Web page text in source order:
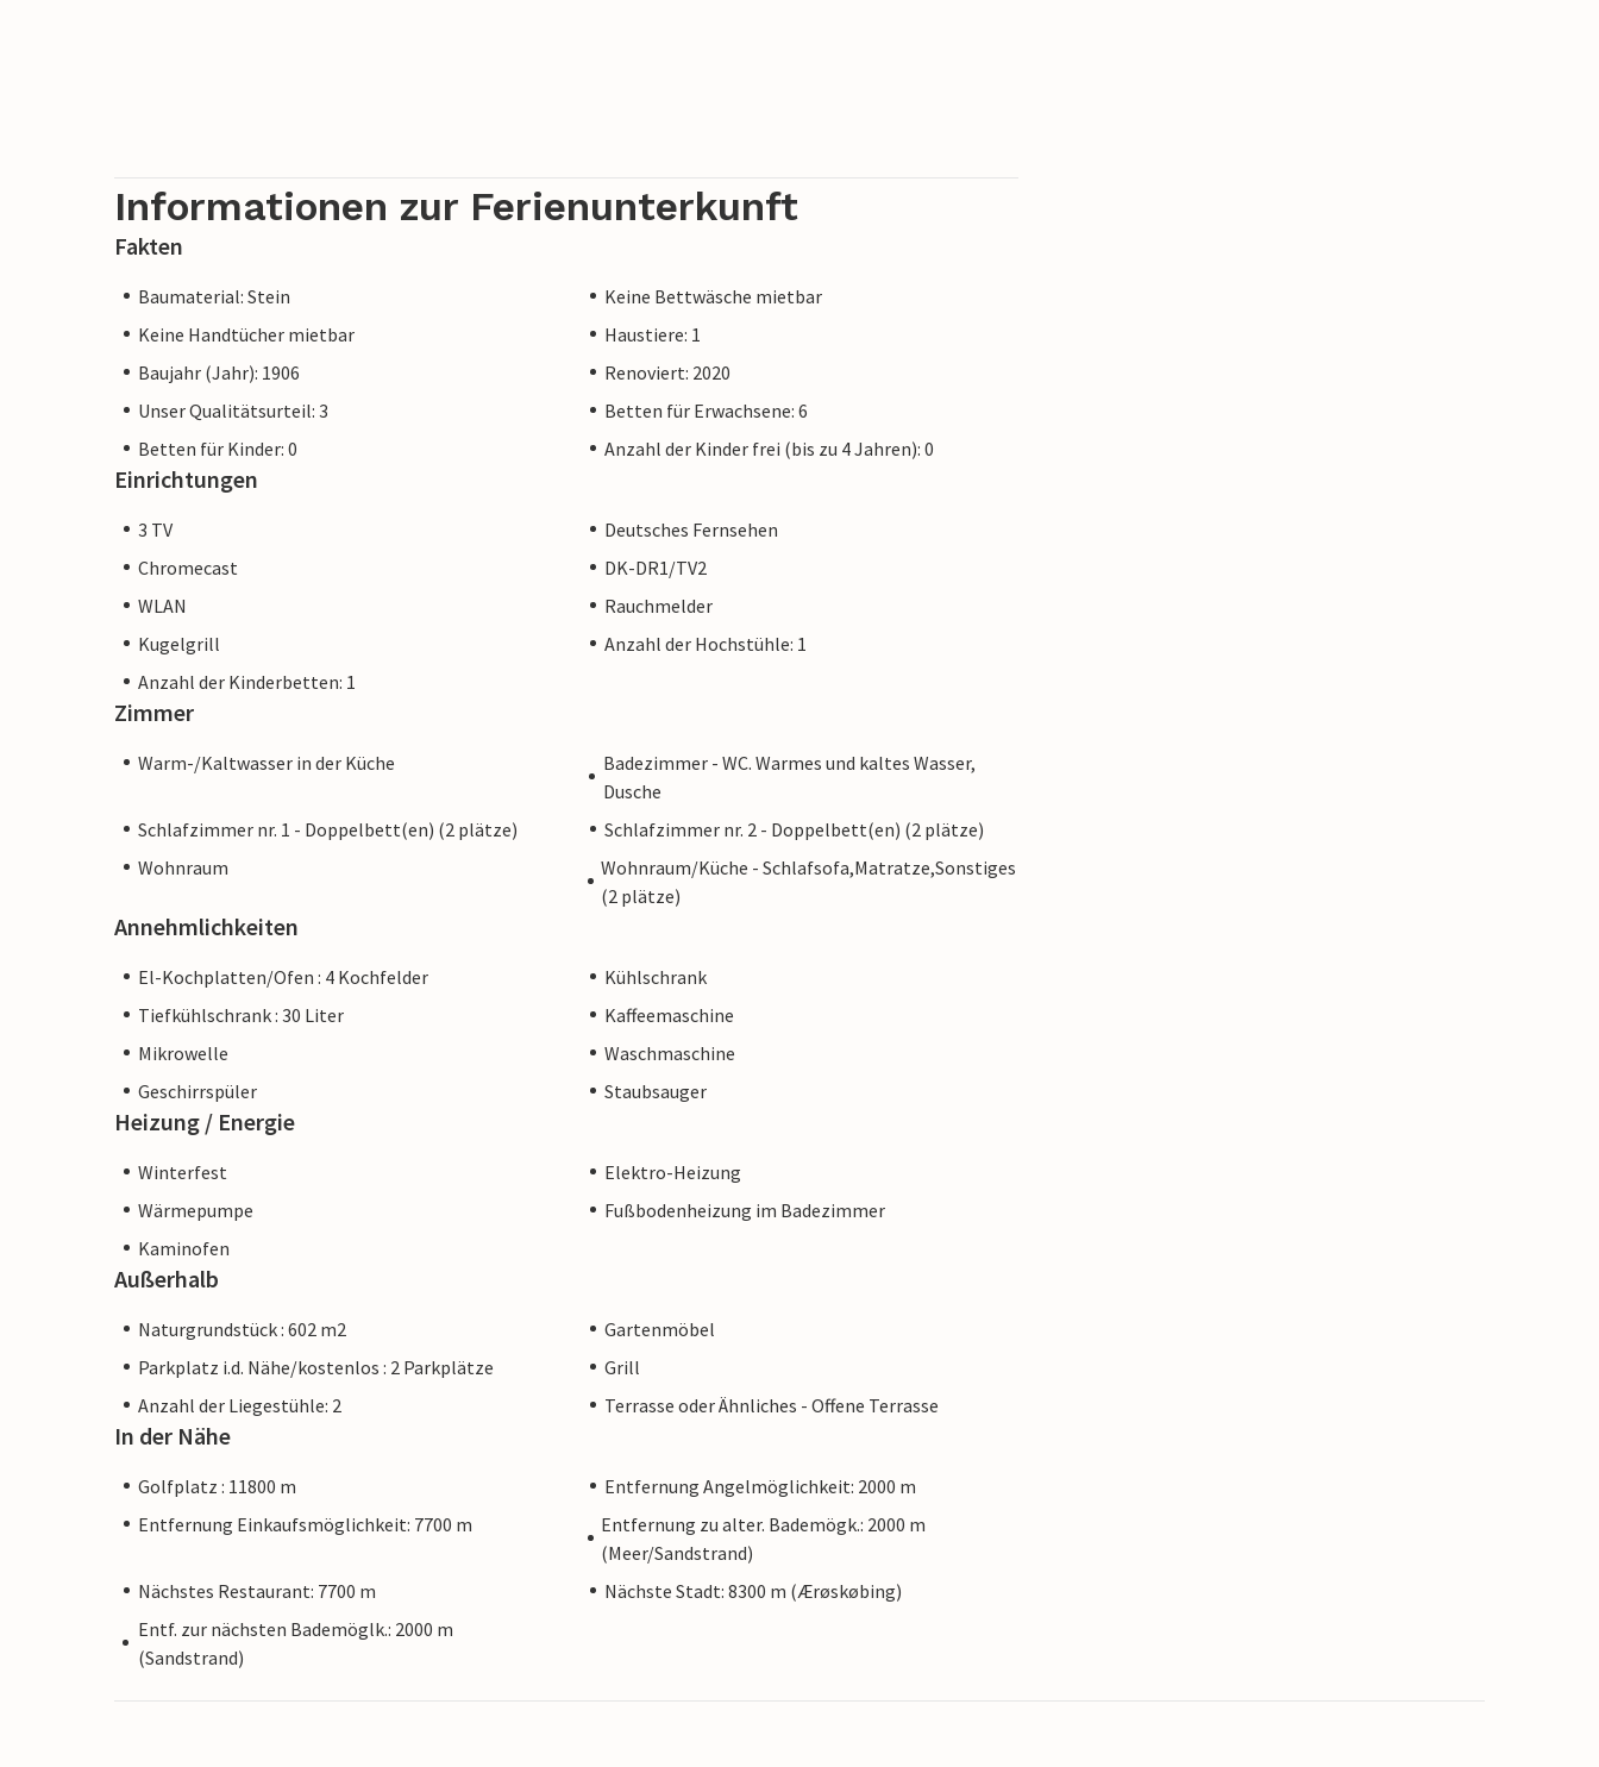
Informationen zur Ferienunterkunft
Fakten
Baumaterial: Stein
Keine Bettwäsche mietbar
Keine Handtücher mietbar
Haustiere: 1
Baujahr (Jahr): 1906
Renoviert: 2020
Unser Qualitätsurteil: 3
Betten für Erwachsene: 6
Betten für Kinder: 0
Anzahl der Kinder frei (bis zu 4 Jahren): 0
Einrichtungen
3 TV
Deutsches Fernsehen
Chromecast
DK-DR1/TV2
WLAN
Rauchmelder
Kugelgrill
Anzahl der Hochstühle: 1
Anzahl der Kinderbetten: 1
Zimmer
Warm-/Kaltwasser in der Küche
Badezimmer - WC. Warmes und kaltes Wasser,
Dusche
Schlafzimmer nr. 1 - Doppelbett(en) (2 plätze)
Schlafzimmer nr. 2 - Doppelbett(en) (2 plätze)
Wohnraum
Wohnraum/Küche - Schlafsofa,Matratze,Sonstiges
(2 plätze)
Annehmlichkeiten
El-Kochplatten/Ofen : 4 Kochfelder
Kühlschrank
Tiefkühlschrank : 30 Liter
Kaffeemaschine
Mikrowelle
Waschmaschine
Geschirrspüler
Staubsauger
Heizung / Energie
Winterfest
Elektro-Heizung
Wärmepumpe
Fußbodenheizung im Badezimmer
Kaminofen
Außerhalb
Naturgrundstück : 602 m2
Gartenmöbel
Parkplatz i.d. Nähe/kostenlos : 2 Parkplätze
Grill
Anzahl der Liegestühle: 2
Terrasse oder Ähnliches - Offene Terrasse
In der Nähe
Golfplatz : 11800 m
Entfernung Angelmöglichkeit: 2000 m
Entfernung Einkaufsmöglichkeit: 7700 m
Entfernung zu alter. Bademögk.: 2000 m
(Meer/Sandstrand)
Nächstes Restaurant: 7700 m
Nächste Stadt: 8300 m (Ærøskøbing)
Entf. zur nächsten Bademöglk.: 2000 m
(Sandstrand)